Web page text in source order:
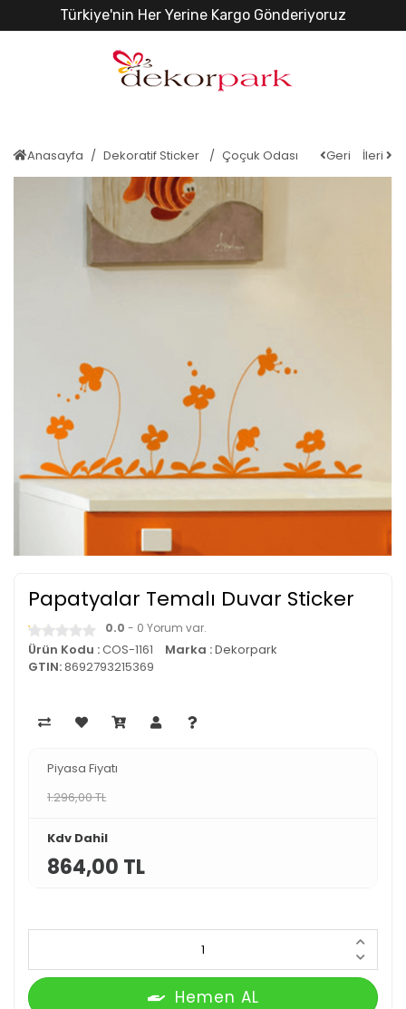
Türkiye'nin Her Yerine Kargo Gönderiyoruz
Anasayfa Dekoratif Sticker Çoçuk Odası Geri İleri
Papatyalar Temalı Duvar Sticker
0.0 - 0 Yorum var.
Ürün Kodu :COS-1161 Marka :Dekorpark
GTIN:8692793215369
Piyasa Fiyatı
1.296,00 TL
Kdv Dahil
864,00 TL
Hemen AL